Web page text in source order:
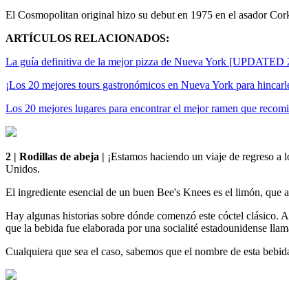
El Cosmopolitan original hizo su debut en 1975 en el asador
ARTÍCULOS RELACIONADOS:
La guía definitiva de la mejor pizza de Nueva York [UPDATED
¡Los 20 mejores tours gastronómicos en Nueva York para
Los 20 mejores lugares para encontrar el mejor ramen que
2 | Rodillas de abeja | ¡Estamos haciendo un viaje de regreso
Unidos.
El ingrediente esencial de un buen Bee's Knees es el limón, que
Hay algunas historias sobre dónde comenzó este cóctel
que la bebida fue elaborada por una socialité estadounidense
Cualquiera que sea el caso, sabemos que el nombre de esta